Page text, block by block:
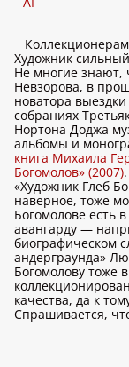
Художник
Не многие знают,
Невзорова, в
новатора
собраниях
Нортона Доджа
альбомы и
книга Михаила
Богомолов» (2007)
«Художник Глеб
наверное, тоже
Богомолове есть
авангарду —
биографическом
андерграунда»
Богомолову тоже
качества, да к
Спрашивается,